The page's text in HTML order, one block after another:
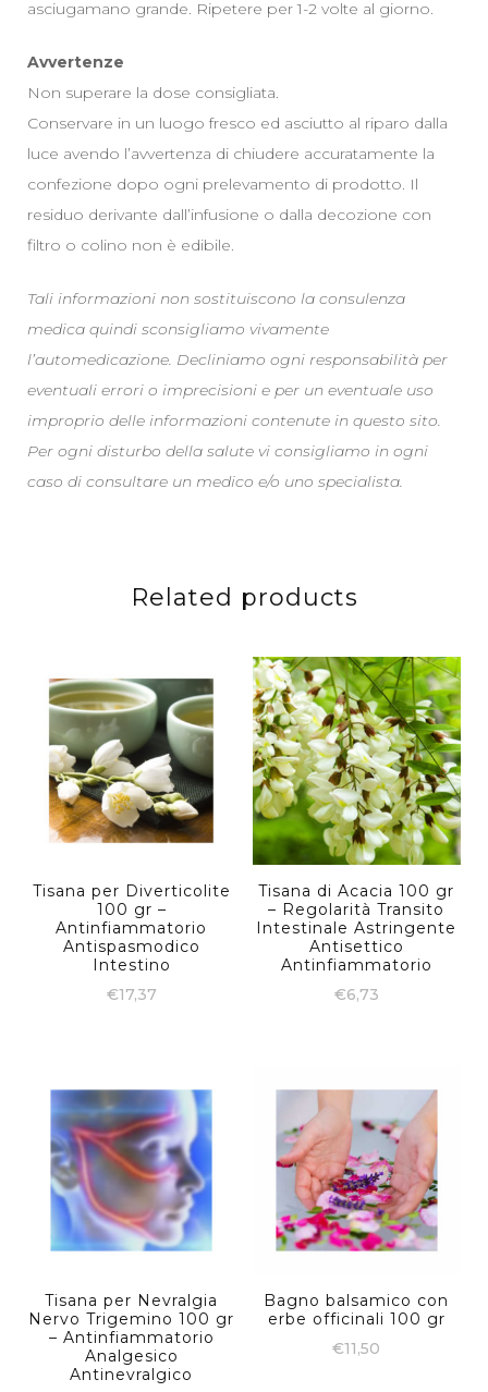
asciugamano grande. Ripetere per 1-2 volte al giorno.
Avvertenze
Non superare la dose consigliata.
Conservare in un luogo fresco ed asciutto al riparo dalla
luce avendo l’avvertenza di chiudere accuratamente la
confezione dopo ogni prelevamento di prodotto. Il
residuo derivante dall’infusione o dalla decozione con
filtro o colino non è edibile.
Tali informazioni non sostituiscono la consulenza
medica quindi sconsigliamo vivamente
l’automedicazione. Decliniamo ogni responsabilità per
eventuali errori o imprecisioni e per un eventuale uso
improprio delle informazioni contenute in questo sito.
Per ogni disturbo della salute vi consigliamo in ogni
caso di consultare un medico e/o uno specialista.
Related products
Tisana per Diverticolite
100 gr –
Antinfiammatorio
Antispasmodico
Intestino
€17,37
Tisana di Acacia 100 gr
– Regolarità Transito
Intestinale Astringente
Antisettico
Antinfiammatorio
€6,73
Tisana per Nevralgia
Nervo Trigemino 100 gr
– Antinfiammatorio
Analgesico
Antinevralgico
Bagno balsamico con
erbe officinali 100 gr
€11,50